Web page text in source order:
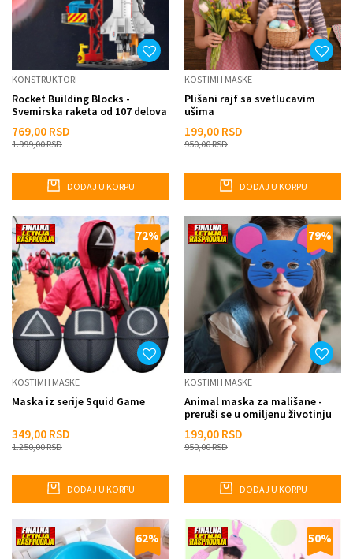
KONSTRUKTORI
Rocket Building Blocks -
Svemirska raketa od 107 delova
769,00 RSD
1.999,00RSD
DODAJ U KORPU
KOSTIMI I MASKE
Plišani rajf sa svetlucavim
ušima
199,00 RSD
950,00RSD
DODAJ U KORPU
72%
KOSTIMI I MASKE
Maska iz serije Squid Game
349,00 RSD
1.250,00RSD
DODAJ U KORPU
79%
KOSTIMI I MASKE
Animal maska za mališane -
preruši se u omiljenu životinju
199,00 RSD
950,00RSD
DODAJ U KORPU
62% 50%